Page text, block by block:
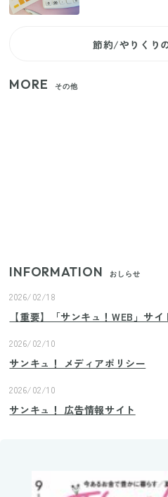
節約/やりくり
MORE その他
INFORMATION おしらせ
2026/02/18
【重要】「サンキュ！WEB」サ
2026/02/10
サンキュ！ メディアポリシー
2026/02/10
サンキュ！ 広告情報サイト